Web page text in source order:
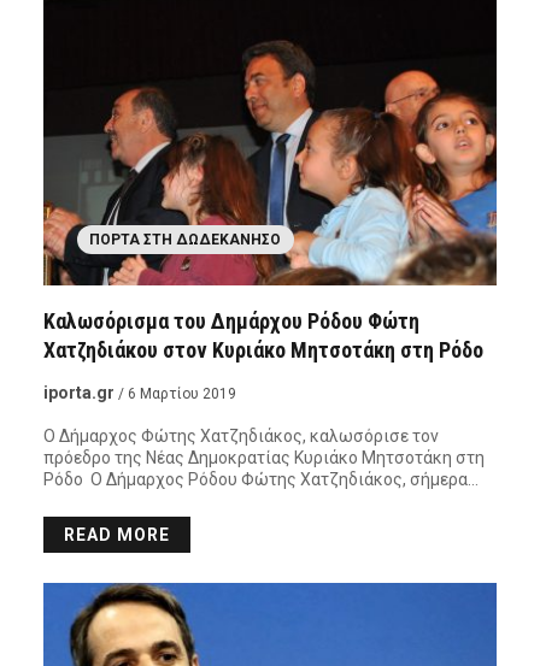
ΠΌΡΤΑ ΣΤΗ ΔΩΔΕΚΆΝΗΣΟ
Καλωσόρισμα του Δημάρχου Ρόδου Φώτη
Χατζηδιάκου στον Κυριάκο Μητσοτάκη στη Ρόδο
iporta.gr / 6 Μαρτίου 2019
Ο Δήμαρχος Φώτης Χατζηδιάκος, καλωσόρισε τον
πρόεδρο της Νέας Δημοκρατίας Κυριάκο Μητσοτάκη στη
Ρόδο Ο Δήμαρχος Ρόδου Φώτης Χατζηδιάκος, σήμερα…
READ MORE